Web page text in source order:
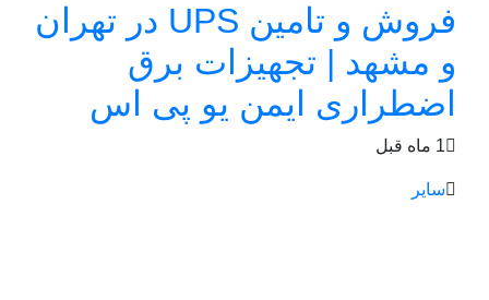
فروش و تامین UPS در تهران
و مشهد | تجهیزات برق
اضطراری ایمن یو پی اس
1 ماه قبل
سایر